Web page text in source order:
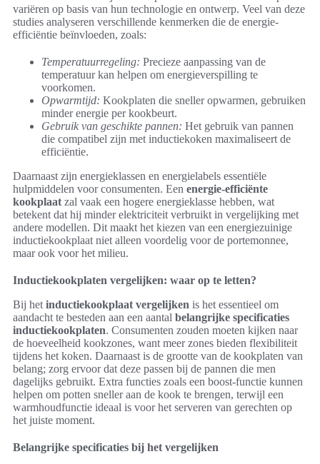
variëren op basis van hun technologie en ontwerp. Veel van deze
studies analyseren verschillende kenmerken die de energie-
efficiëntie beïnvloeden, zoals:
Temperatuurregeling: Precieze aanpassing van de
temperatuur kan helpen om energieverspilling te
voorkomen.
Opwarmtijd: Kookplaten die sneller opwarmen, gebruiken
minder energie per kookbeurt.
Gebruik van geschikte pannen: Het gebruik van pannen
die compatibel zijn met inductiekoken maximaliseert de
efficiëntie.
Daarnaast zijn energieklassen en energielabels essentiële
hulpmiddelen voor consumenten. Een energie-efficiënte
kookplaat zal vaak een hogere energieklasse hebben, wat
betekent dat hij minder elektriciteit verbruikt in vergelijking met
andere modellen. Dit maakt het kiezen van een energiezuinige
inductiekookplaat niet alleen voordelig voor de portemonnee,
maar ook voor het milieu.
Inductiekookplaten vergelijken: waar op te letten?
Bij het inductiekookplaat vergelijken is het essentieel om
aandacht te besteden aan een aantal belangrijke specificaties
inductiekookplaten. Consumenten zouden moeten kijken naar
de hoeveelheid kookzones, want meer zones bieden flexibiliteit
tijdens het koken. Daarnaast is de grootte van de kookplaten van
belang; zorg ervoor dat deze passen bij de pannen die men
dagelijks gebruikt. Extra functies zoals een boost-functie kunnen
helpen om potten sneller aan de kook te brengen, terwijl een
warmhoudfunctie ideaal is voor het serveren van gerechten op
het juiste moment.
Belangrijke specificaties bij het vergelijken